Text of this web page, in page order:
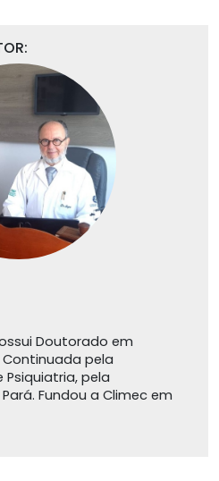
Doutorado em
pela
Psiquiatria, pela
Fundou a Climec em